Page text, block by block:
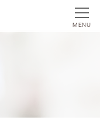
MENU